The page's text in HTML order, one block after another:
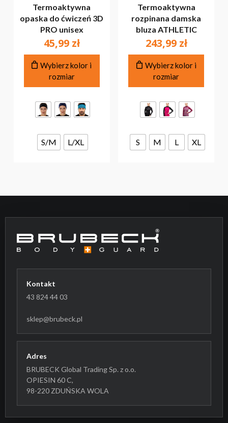
Termoaktywna
opaska do ćwiczeń 3D
PRO unisex
45,99 zł
Wybierz kolor i
rozmiar
S/M L/XL
Termoaktywna
rozpinana damska
bluza ATHLETIC
243,99 zł
Wybierz kolor i
rozmiar
na
S M L XL
Kontakt
43 824 44 03
sklep@brubeck.pl
Adres
BRUBECK Global Trading Sp. z o.o.
OPIESIN 60 C,
98-220 ZDUŃSKA WOLA